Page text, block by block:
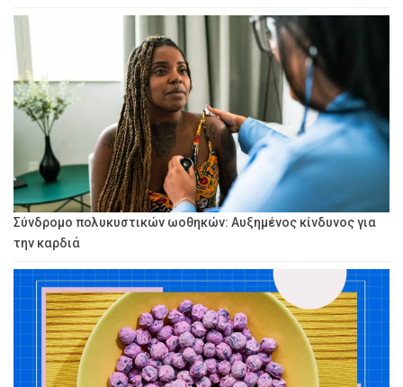
Σύνδρομο πολυκυστικών ωοθηκών: Αυξημένος κίνδυνος για
την καρδιά